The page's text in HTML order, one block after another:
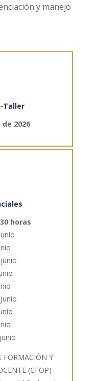
y manejo
Taller
2026
horas
FORMACIÓN Y
(CFOP)